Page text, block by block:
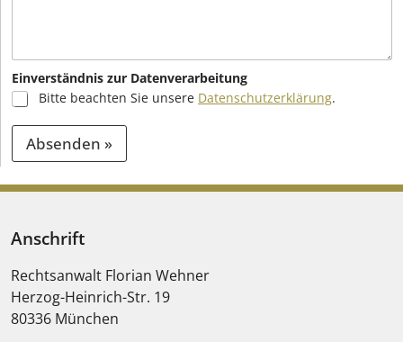
Einverständnis zur Datenverarbeitung
Bitte beachten Sie unsere Datenschutzerklärung.
Absenden »
t
r
n
Anschrift
Rechtsanwalt Florian Wehner
Herzog-Heinrich-Str. 19
80336 München